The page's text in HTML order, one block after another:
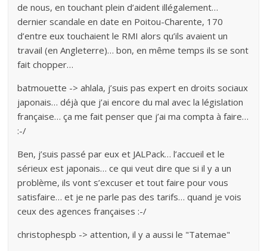
de nous, en touchant plein d’aident illégalement…
dernier scandale en date en Poitou-Charente, 170
d’entre eux touchaient le RMI alors qu’ils avaient un
travail (en Angleterre)… bon, en même temps ils se sont
fait chopper…
batmouette -> ahlala, j’suis pas expert en droits sociaux
japonais… déjà que j’ai encore du mal avec la législation
française… ça me fait penser que j’ai ma compta à faire…
:-/
Ben, j’suis passé par eux et JALPack… l’accueil et le
sérieux est japonais… ce qui veut dire que si il y a un
problème, ils vont s’excuser et tout faire pour vous
satisfaire… et je ne parle pas des tarifs… quand je vois
ceux des agences françaises :-/
christophespb -> attention, il y a aussi le "Tatemae"